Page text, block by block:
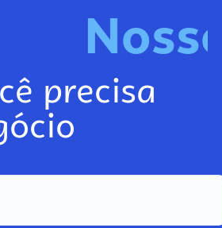
Nosso
precisa